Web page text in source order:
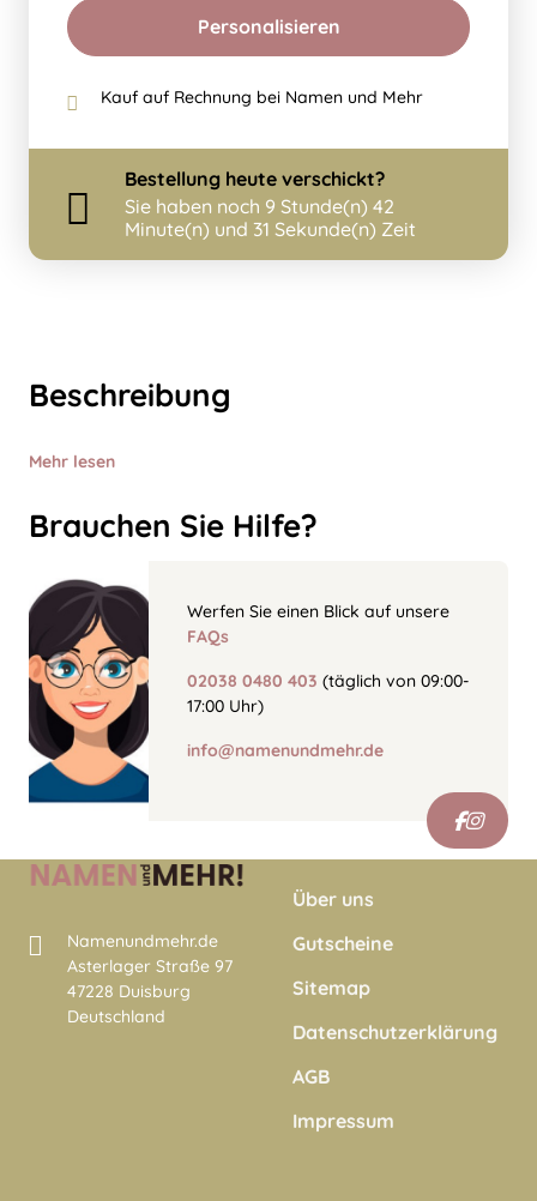
Beschreibung
Mehr lesen
Brauchen Sie Hilfe?
Werfen Sie einen Blick auf unsere
FAQs
02038 0480 403 (täglich von 09:00-
17:00 Uhr)
info@namenundmehr.de
Personalisieren
Kauf auf Rechnung bei Namen und Mehr
Bestellung heute verschickt?
Sie haben noch 9 Stunde(n) 42
Minute(n) und 31 Sekunde(n) Zeit
Namenundmehr.de
Asterlager Straße 97
47228 Duisburg
Deutschland
Über uns
Gutscheine
Sitemap
Datenschutzerklärung
AGB
Impressum